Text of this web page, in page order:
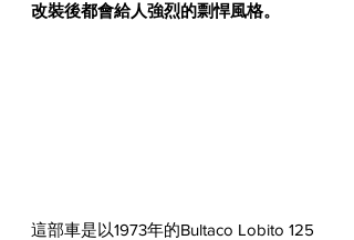
改裝後都會給人強烈的剽悍風格。
這部車是以1973年的Bultaco Lobito 125